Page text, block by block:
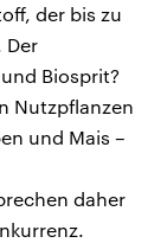
der bis zu
Der
Biosprit?
Nutzpflanzen
und Mais –
daher